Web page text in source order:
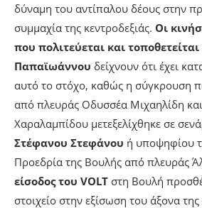
δύναμη του αντίπαλου δέους στην
συμμαχία της κεντροδεξιάς. Οι
που πολιτεύεται και τοποθετείται
Παπαϊωάννου δείχνουν ότι έχει
αυτό το στόχο, καθώς η σύγκρουση
από πλευράς Οδυσσέα Μιχαηλίδη
Χαραλαμπίδου μετεξελίχθηκε σε
Στέφανου Στεφάνου ή υποψηφίου
Προεδρία της Βουλής από πλευράς
είσοδος του VOLT στη Βουλή
στοιχείο στην εξίσωση του άξονα